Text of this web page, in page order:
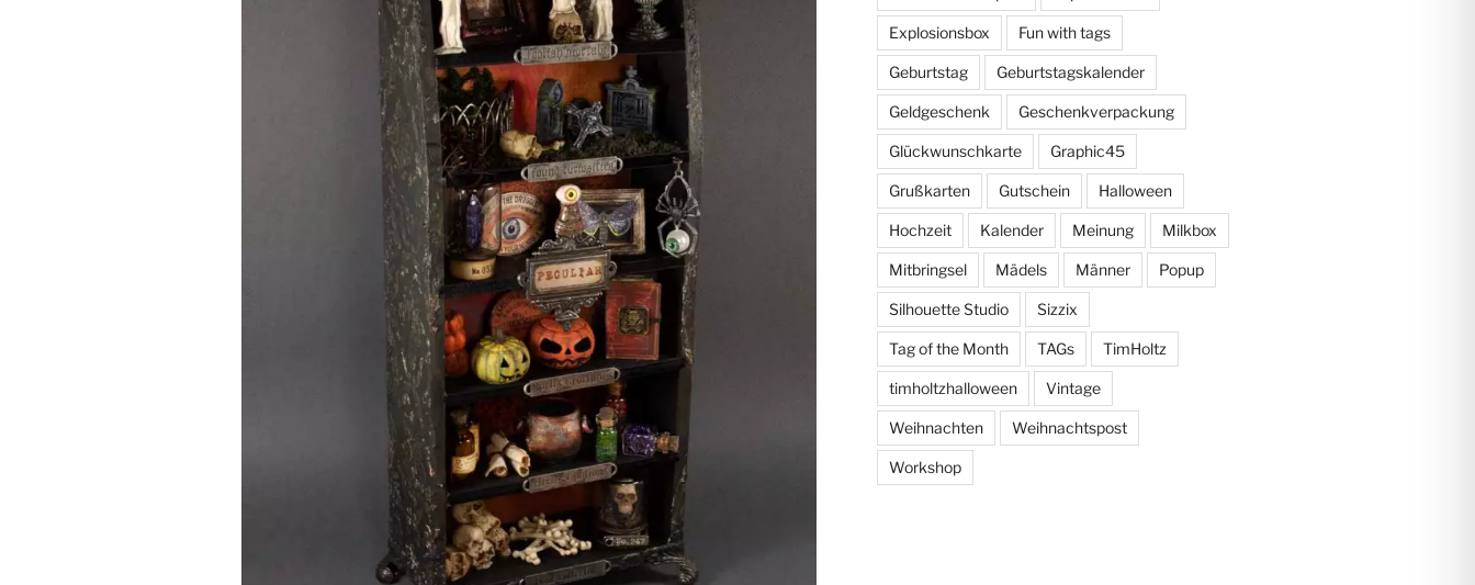
Explosionsbox Fun with tags
Geburtstag Geburtstagskalender
Geldgeschenk Geschenkverpackung
Glückwunschkarte Graphic45
Grußkarten Gutschein Halloween
Hochzeit Kalender Meinung Milkbox
Mitbringsel Mädels Männer Popup
Silhouette Studio Sizzix
Tag of the Month TAGs TimHoltz
timholtzhalloween Vintage
Weihnachten Weihnachtspost
Workshop